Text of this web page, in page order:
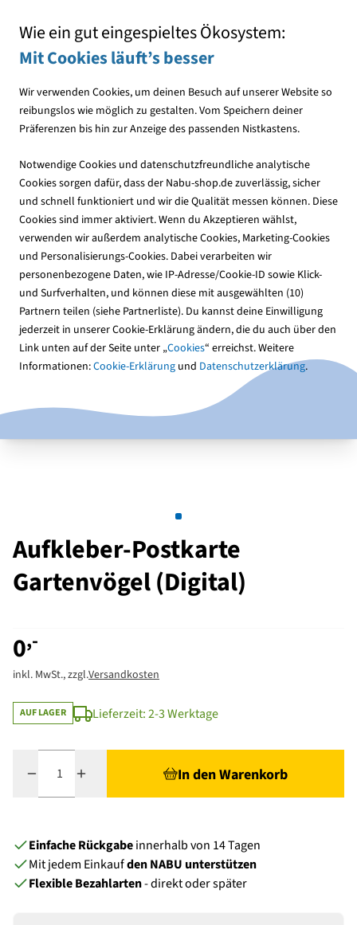
Wie ein gut eingespieltes Ökosystem:
Mit Cookies läuft’s besser
Wir verwenden Cookies, um deinen Besuch auf unserer Website so
reibungslos wie möglich zu gestalten. Vom Speichern deiner
Präferenzen bis hin zur Anzeige des passenden Nistkastens.
Notwendige Cookies und datenschutzfreundliche analytische
Cookies sorgen dafür, dass der Nabu-shop.de zuverlässig, sicher
und schnell funktioniert und wir die Qualität messen können. Diese
Cookies sind immer aktiviert. Wenn du Akzeptieren wählst,
verwenden wir außerdem analytische Cookies, Marketing-Cookies
und Personalisierungs-Cookies. Dabei verarbeiten wir
personenbezogene Daten, wie IP-Adresse/Cookie-ID sowie Klick-
und Surfverhalten, und können diese mit ausgewählten (10)
Partnern teilen (siehe Partnerliste). Du kannst deine Einwilligung
jederzeit in unserer Cookie-Erklärung ändern, die du auch über den
Link unten auf der Seite unter „Cookies“ erreichst. Weitere
Informationen:Cookie-Erklärung und Datenschutzerklärung.
Downloads
Aufkleber-Postkarte
Gartenvögel (Digital)
0,-
inkl. MwSt., zzgl.Versandkosten
AUF LAGER Lieferzeit: 2-3 Werktage
In den Warenkorb
Einfache Rückgabeinnerhalb von 14 Tagen
Mit jedem Einkaufden NABU unterstützen
Flexible Bezahlarten- direkt oder später